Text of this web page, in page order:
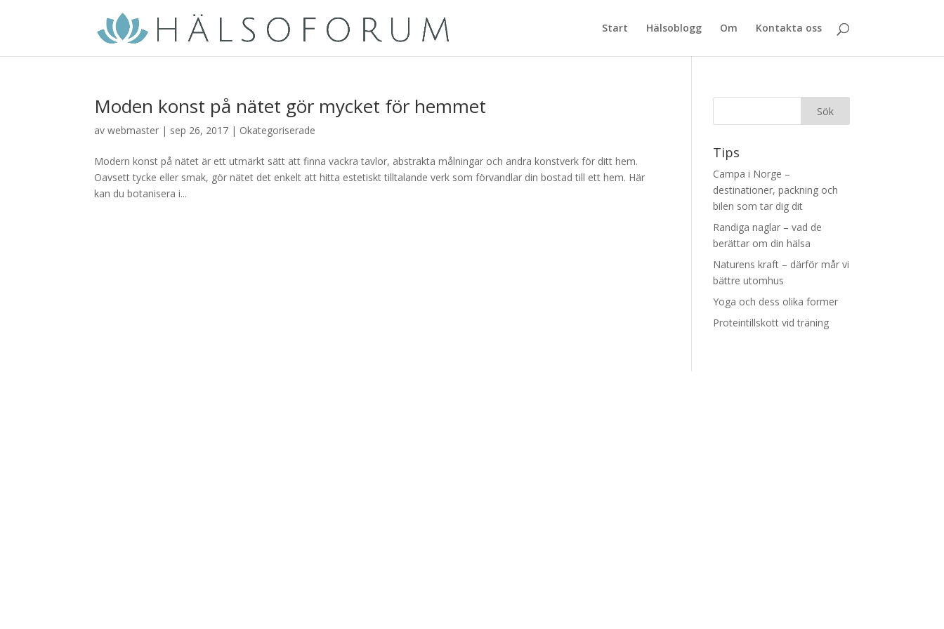
Start Hälsoblogg Om Kontakta oss
Moden konst på nätet gör mycket för hemmet
avwebmaster | sep 26, 2017 | Okategoriserade
Modern konst på nätet är ett utmärkt sätt att finna vackra tavlor, abstrakta målningar och andra konstverk för ditt hem.
Oavsett tycke eller smak, gör nätet det enkelt att hitta estetiskt tilltalande verk som förvandlar din bostad till ett hem. Här
kan du botanisera i...
Tips
Campa i Norge –
destinationer, packning och
bilen som tar dig dit
Randiga naglar – vad de
berättar om din hälsa
Naturens kraft – därför mår vi
bättre utomhus
Yoga och dess olika former
Proteintillskott vid träning